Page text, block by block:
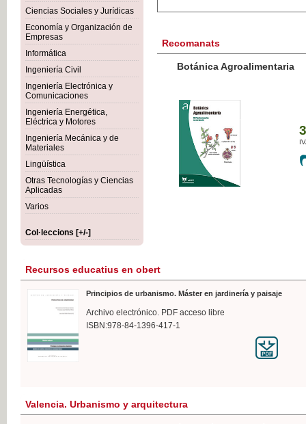
Ciencias Sociales y Jurídicas
Economía y Organización de
Empresas
Informática
Ingeniería Civil
Ingeniería Electrónica y
Comunicaciones
Ingeniería Energética,
Eléctrica y Motores
Ingeniería Mecánica y de
Materiales
Lingüística
Otras Tecnologías y Ciencias
Aplicadas
Varios
Col·leccions [+/-]
Recomanats
Botánica Agroalimentaria
IVA
Recursos educatius en obert
Principios de urbanismo. Máster en jardinería y paisaje
Archivo electrónico. PDF acceso libre
ISBN:978-84-1396-417-1
Valencia. Urbanismo y arquitectura